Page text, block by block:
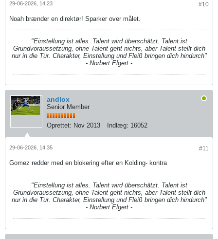
#10
29-06-2026, 14:23
Noah brænder en direktør! Sparker over målet.
"Einstellung ist alles. Talent wird überschätzt. Talent ist
Grundvoraussetzung, ohne Talent geht nichts, aber Talent stellt dich
nur in die Tür. Charakter, Einstellung und Fleiß bringen dich hindurch"
- Norbert Elgert -
andlox
Senior Member
Oprettet: Nov 2013 Indlæg: 16052
#11
29-06-2026, 14:35
Gomez redder med en blokering efter en Kolding- kontra
"Einstellung ist alles. Talent wird überschätzt. Talent ist
Grundvoraussetzung, ohne Talent geht nichts, aber Talent stellt dich
nur in die Tür. Charakter, Einstellung und Fleiß bringen dich hindurch"
- Norbert Elgert -